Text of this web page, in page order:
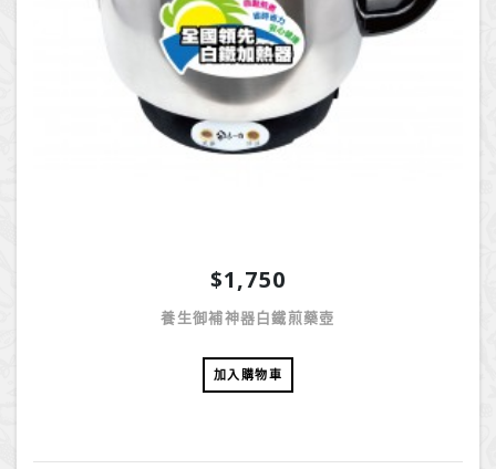
$1,750
養生御補神器白鐵煎藥壺
加入購物車